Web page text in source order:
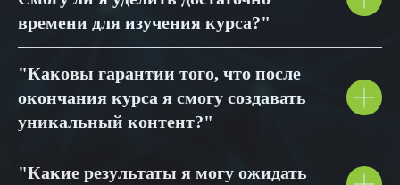
времени для изучения курса?"
"Каковы гарантии того, что после
окончания курса я смогу создавать
уникальный контент?"
"Какие результаты я могу ожидать